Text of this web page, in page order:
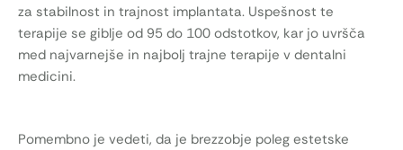
za stabilnost in trajnost implantata. Uspešnost te
terapije se giblje od 95 do 100 odstotkov, kar jo uvršča
med najvarnejše in najbolj trajne terapije v dentalni
medicini.
Pomembno je vedeti, da je brezzobje poleg estetske